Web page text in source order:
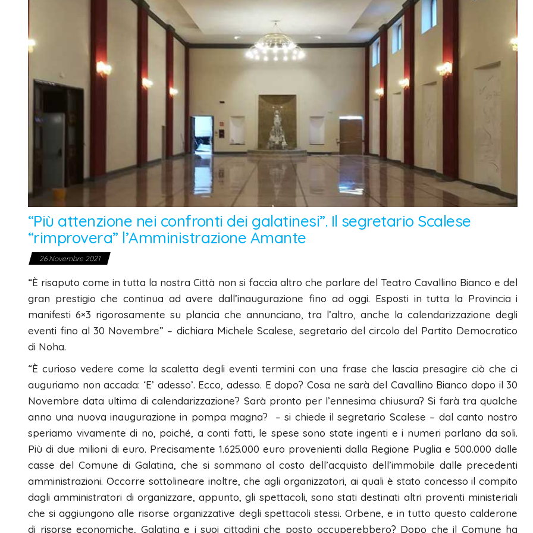
“Più attenzione nei confronti dei galatinesi”. Il segretario Scalese
“rimprovera” l’Amministrazione Amante
26 Novembre 2021
“È risaputo come in tutta la nostra Città non si faccia altro che parlare del Teatro Cavallino Bianco e del
gran prestigio che continua ad avere dall’inaugurazione fino ad oggi. Esposti in tutta la Provincia i
manifesti 6×3 rigorosamente su plancia che annunciano, tra l’altro, anche la calendarizzazione degli
eventi fino al 30 Novembre” – dichiara Michele Scalese, segretario del circolo del Partito Democratico
di Noha.
“È curioso vedere come la scaletta degli eventi termini con una frase che lascia presagire ciò che ci
auguriamo non accada: ‘E’ adesso’. Ecco, adesso. E dopo? Cosa ne sarà del Cavallino Bianco dopo il 30
Novembre data ultima di calendarizzazione? Sarà pronto per l’ennesima chiusura? Si farà tra qualche
anno una nuova inaugurazione in pompa magna? – si chiede il segretario Scalese – dal canto nostro
speriamo vivamente di no, poiché, a conti fatti, le spese sono state ingenti e i numeri parlano da soli.
Più di due milioni di euro. Precisamente 1.625.000 euro provenienti dalla Regione Puglia e 500.000 dalle
casse del Comune di Galatina, che si sommano al costo dell’acquisto dell’immobile dalle precedenti
amministrazioni. Occorre sottolineare inoltre, che agli organizzatori, ai quali è stato concesso il compito
dagli amministratori di organizzare, appunto, gli spettacoli, sono stati destinati altri proventi ministeriali
che si aggiungono alle risorse organizzative degli spettacoli stessi. Orbene, e in tutto questo calderone
di risorse economiche, Galatina e i suoi cittadini che posto occuperebbero? Dopo che il Comune ha